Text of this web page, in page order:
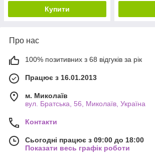
Купити
Про нас
100% позитивних з 68 відгуків за рік
Працює з 16.01.2013
м. Миколаїв
вул. Братська, 56, Миколаїв, Україна
Контакти
Сьогодні працює з 09:00 до 18:00
Показати весь графік роботи